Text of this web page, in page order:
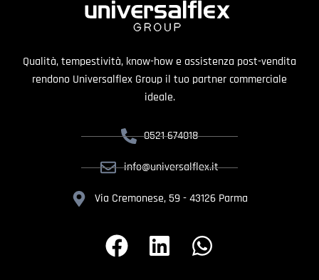
Qualità, tempestività, know-how e assistenza post-vendita
rendono Universalflex Group il tuo partner commerciale
ideale.
0521 674018
info@universalflex.it
Via Cremonese, 59 - 43126 Parma